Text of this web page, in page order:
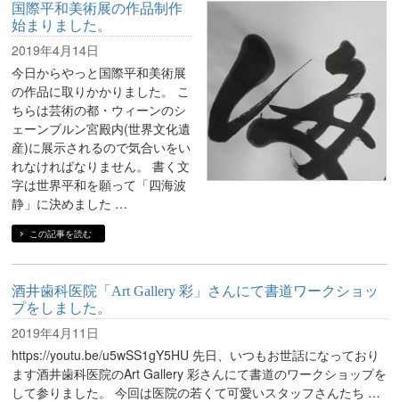
国際平和美術展の作品制作
始まりました。
2019年4月14日
今日からやっと国際平和美術展
の作品に取りかかりました。 こ
ちらは芸術の都・ウィーンのシ
ェーンブルン宮殿内(世界文化遺
産)に展示されるので気合いをい
れなければなりません。 書く文
字は世界平和を願って「四海波
静」に決めました …
この記事を読む
酒井歯科医院「Art Gallery 彩」さんにて書道ワークショッ
プをしました。
2019年4月11日
https://youtu.be/u5wSS1gY5HU 先日、いつもお世話になっており
ます酒井歯科医院のArt Gallery 彩さんにて書道のワークショップを
して参りました。 今回は医院の若くて可愛いスタッフさんたち …